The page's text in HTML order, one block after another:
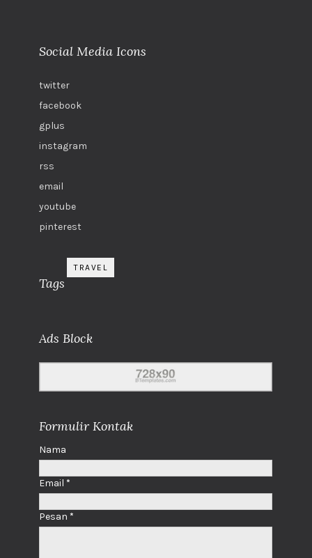
Social Media Icons
twitter
facebook
gplus
instagram
rss
email
youtube
pinterest
Tags
TRAVEL
Ads Block
Formulir Kontak
Nama
Email *
Pesan *